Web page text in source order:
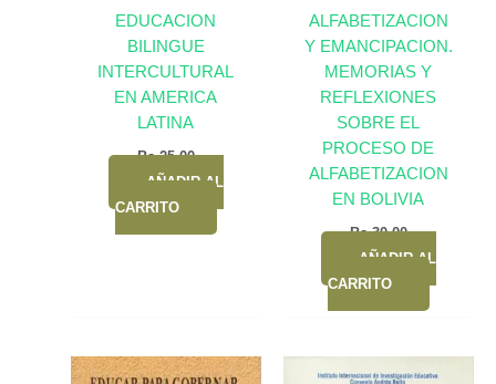
EDUCACION
BILINGUE
INTERCULTURAL
EN AMERICA
LATINA
Bs.25,00
AÑADIR AL
CARRITO
ALFABETIZACION
Y EMANCIPACION.
MEMORIAS Y
REFLEXIONES
SOBRE EL
PROCESO DE
ALFABETIZACION
EN BOLIVIA
Bs.30,00
AÑADIR AL
CARRITO